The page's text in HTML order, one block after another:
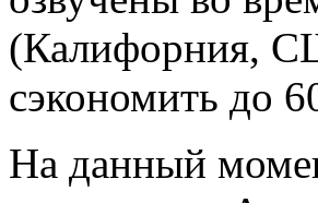
(Калифорния,
сэкономить до
На данный